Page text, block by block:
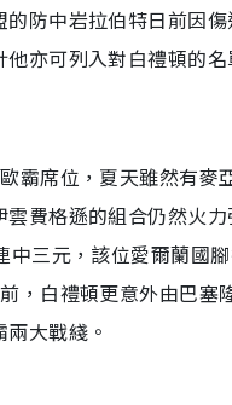
防中岩拉伯特日前因
亦可列入對白禮頓的
霸席位，夏天雖然有
費格遜的組合仍然火
三元，該位愛爾蘭國
，白禮頓更意外由巴
大戰綫。